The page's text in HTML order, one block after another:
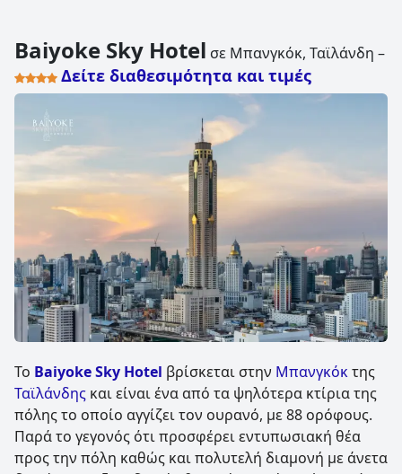
Baiyoke Sky Hotel σε Μπανγκόκ, Ταϊλάνδη –
Δείτε διαθεσιμότητα και τιμές
Το Baiyoke Sky Hotel βρίσκεται στην Μπανγκόκτης
Ταϊλάνδης και είναι ένα από τα ψηλότερα κτίρια της
πόλης το οποίο αγγίζει τον ουρανό, με 88 ορόφους.
Παρά το γεγονός ότι προσφέρει εντυπωσιακή θέα
προς την πόλη καθώς και πολυτελή διαμονή με άνετα